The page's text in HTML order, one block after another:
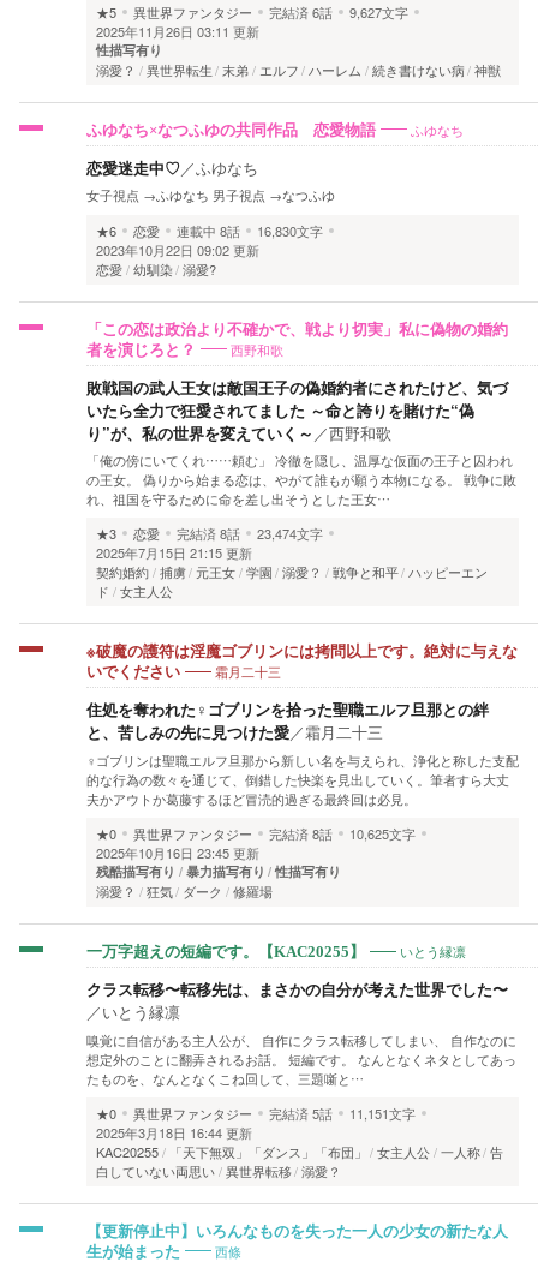
★5
異世界ファンタジー 完結済6話
9,627文字
2025年11月26日 03:11 更新
性描写有り
溺愛？ 異世界転生 末弟 エルフ ハーレム 続き書けない病 神獣
ふゆなち×なつふゆの共同作品 恋愛物語 ふゆなち
恋愛迷走中♡ ／ふゆなち
女子視点 →ふゆなち 男子視点 →なつふゆ
★6
恋愛 連載中 8話
16,830文字
2023年10月22日 09:02 更新
恋愛 幼馴染 溺愛?
「この恋は政治より不確かで、戦より切実」私に偽物の婚約
者を演じろと？
西野和歌
敗戦国の武人王女は敵国王子の偽婚約者にされたけど、気づ
いたら全力で狂愛されてました ～命と誇りを賭けた“偽
り”が、私の世界を変えていく～ ／西野和歌
「俺の傍にいてくれ……頼む」 冷徹を隠し、温厚な仮面の王子と囚われ
の王女。 偽りから始まる恋は、やがて誰もが願う本物になる。 戦争に敗
れ、祖国を守るために命を差し出そうとした王女…
★3
恋愛 完結済8話
23,474文字
2025年7月15日 21:15 更新
契約婚約 捕虜 元王女 学園 溺愛？ 戦争と和平 ハッピーエン
ド
女主人公
※破魔の護符は淫魔ゴブリンには拷問以上です。絶対に与えな
いでください
霜月二十三
住処を奪われた♀ゴブリンを拾った聖職エルフ旦那との絆
と、苦しみの先に見つけた愛／霜月二十三
♀ゴブリンは聖職エルフ旦那から新しい名を与えられ、浄化と称した支配
的な行為の数々を通じて、倒錯した快楽を見出していく。筆者すら大丈
夫かアウトか葛藤するほど冒涜的過ぎる最終回は必見。
★0
異世界ファンタジー 完結済8話
10,625文字
2025年10月16日 23:45 更新
残酷描写有り 暴力描写有り 性描写有り
溺愛？ 狂気 ダーク 修羅場
一万字超えの短編です。【KAC20255】 いとう縁凛
クラス転移〜転移先は、まさかの自分が考えた世界でした〜
／いとう縁凛
嗅覚に自信がある主人公が、 自作にクラス転移してしまい、 自作なのに
想定外のことに翻弄されるお話。 短編です。 なんとなくネタとしてあっ
たものを、なんとなくこね回して、三題噺と…
★0
異世界ファンタジー 完結済5話
11,151文字
2025年3月18日 16:44 更新
KAC20255
「天下無双」「ダンス」「布団」 女主人公 一人称 告
白していない両思い 異世界転移 溺愛？
【更新停止中】いろんなものを失った一人の少女の新たな人
生が始まった
西條